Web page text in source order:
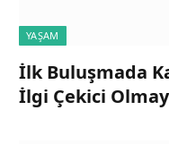
YAŞAM
İlk Buluşmada
İlgi Çekici